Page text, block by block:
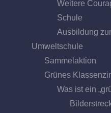
Weitere
Schule
Ausbildung
Umweltschule
Sammelaktion
Grünes
Was ist ein